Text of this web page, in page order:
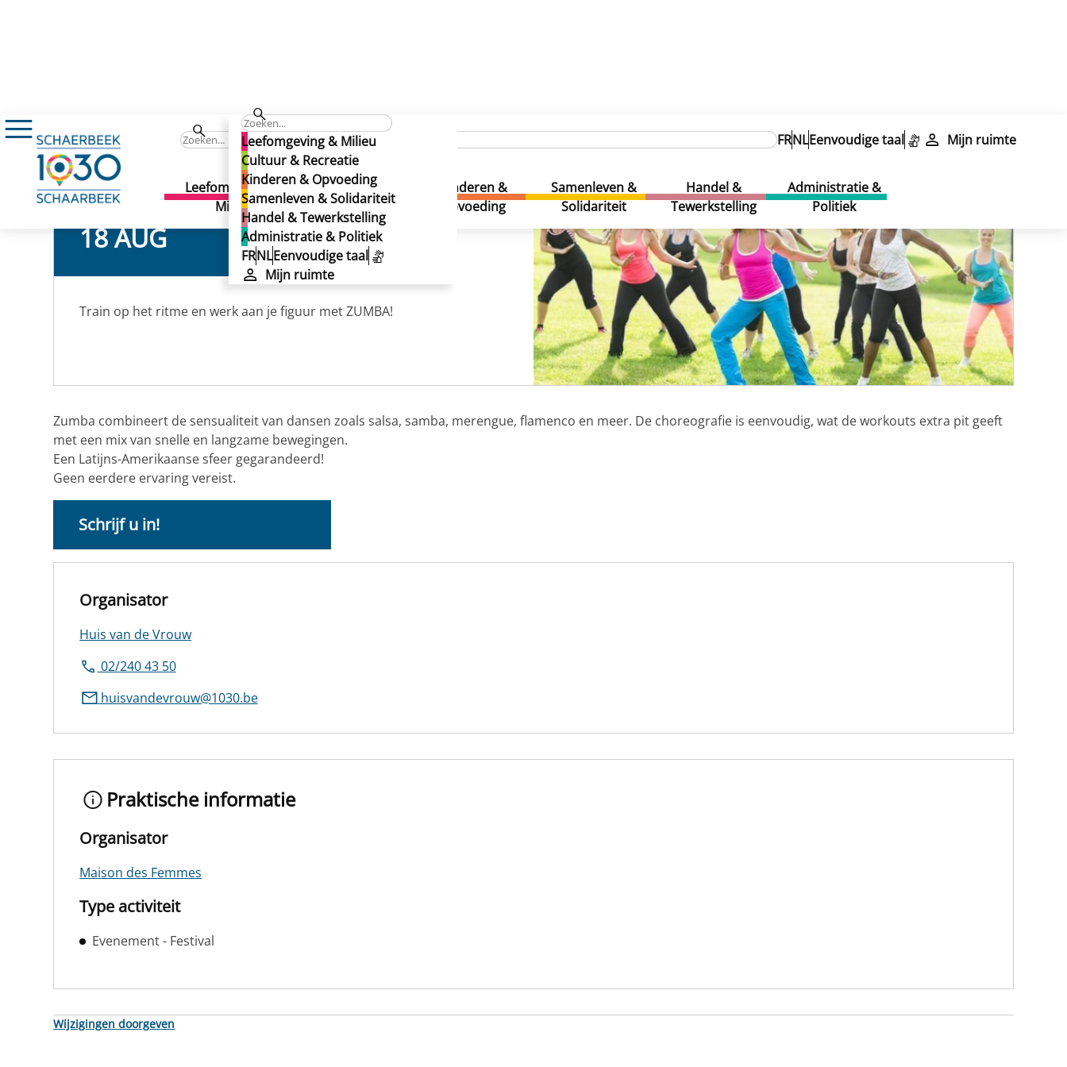
Leefomgeving & Milieu
Cultuur & Recreatie
Kinderen & Opvoeding
Samenleven & Solidariteit
Handel & Tewerkstelling
Administratie & Politiek
FRNLEenvoudige taal
Mijn ruimte
FRNLEenvoudige taal Mijn ruimte
Leefomgeving &
Milieu
Cultuur &
Recreatie
Kinderen &
Opvoeding
Samenleven &
Solidariteit
Handel &
Tewerkstelling
Administratie &
Politiek
Zumba
Zumba
Zumba
18 AUG 2026
Train op het ritme en werk aan je figuur met ZUMBA!
Zumba combineert de sensualiteit van dansen zoals salsa, samba, merengue, flamenco en meer. De choreografie is eenvoudig, wat de workouts extra pit geeft
met een mix van snelle en langzame bewegingen.
Een Latijns-Amerikaanse sfeer gegarandeerd!
Geen eerdere ervaring vereist.
Schrijf u in!
Organisator
Huis van de Vrouw
02/240 43 50
huisvandevrouw@1030.be
Praktische informatie
Organisator
Maison des Femmes
Type activiteit
Evenement - Festival
Wijzigingen doorgeven